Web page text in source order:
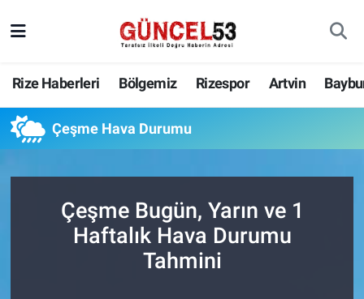
Rize Haberleri Bölgemiz Rizespor Artvin
Çeşme Hava Durumu
Çeşme Bugün, Yarın ve 1
Haftalık Hava Durumu
Tahmini